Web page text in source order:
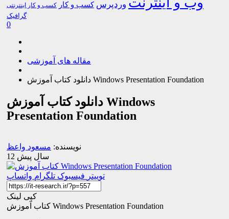
وردپرس کسب و کار کسب و کار اینترنتی
گرافیک
0
مقاله های آموزشی
دانلود کتاب آموزش Windows Presentation Foundation
دانلود کتاب آموزش Windows
Presentation Foundation
نویسنده: مسعود واعظ
12 سال پیش
توییتر فیسبوک تلگرام واتساپ
کپی لینک
کتاب آموزش Windows Presentation Foundation